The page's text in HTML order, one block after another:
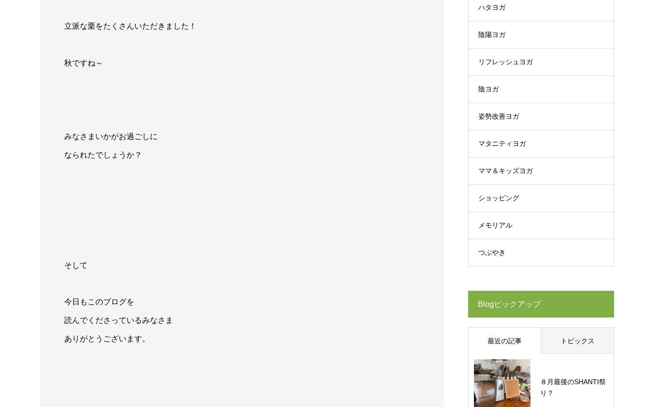
立派な栗をたくさんいただきました！
秋ですね～
みなさまいかがお過ごしに
なられたでしょうか？
そして
今日もこのブログを
読んでくださっているみなさま
ありがとうございます。
ハタヨガ
陰陽ヨガ
リフレッシュヨガ
陰ヨガ
姿勢改善ヨガ
マタニティヨガ
ママ＆キッズヨガ
ショッピング
メモリアル
つぶやき
Blogピックアップ
最近の記事 トピックス
８月最後のSHANTI祭
り？